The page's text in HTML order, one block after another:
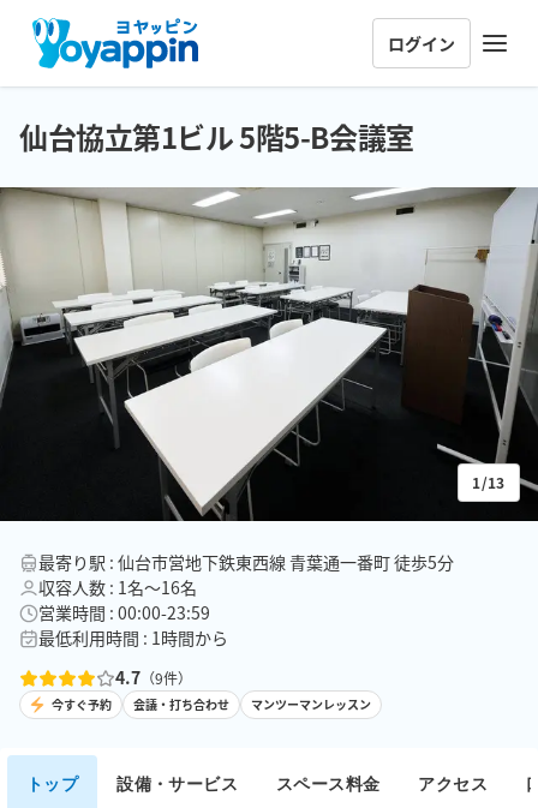
ログイン
1/13
最寄り駅 : 仙台市営地下鉄東西線 青葉通一番町 徒歩5分
収容人数 : 1名〜16名
営業時間 : 00:00-23:59
最低利用時間 : 1時間から
4.7 （9件）
今すぐ予約 会議・打ち合わせ マンツーマンレッスン
仙台協立第1ビル 5階5-B会議室
トップ 設備・サービス スペース料金 アクセス